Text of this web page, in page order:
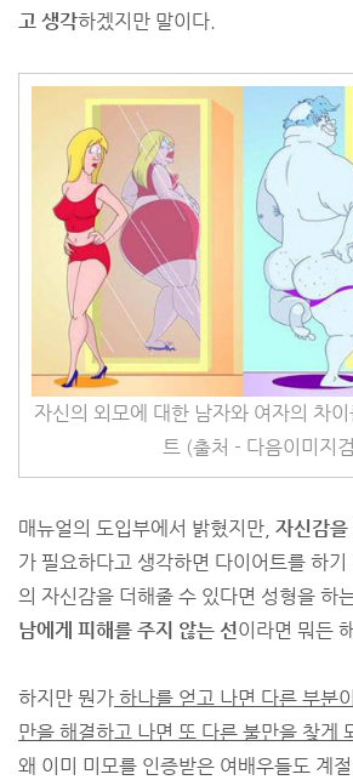
고 생각하겠지만 말이다.
자신의 외모에 대한 남자와 여자의 차
트 (출처 - 다음이미지
매뉴얼의 도입부에서 밝혔지만, 자신감을
가 필요하다고 생각하면 다이어트를 하
의 자신감을 더해줄 수 있다면 성형을 하
남에게 피해를 주지 않는 선이라면 뭐든
하지만 뭔가 하나를 얻고 나면 다른 부분
만을 해결하고 나면 또 다른 불만을 찾게
왜 이미 미모를 인증받은 여배우들도 계